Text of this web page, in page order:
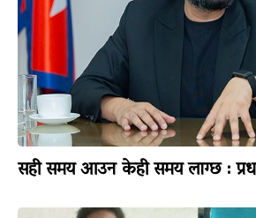
सही समय आउन केही समय लाग्छ :